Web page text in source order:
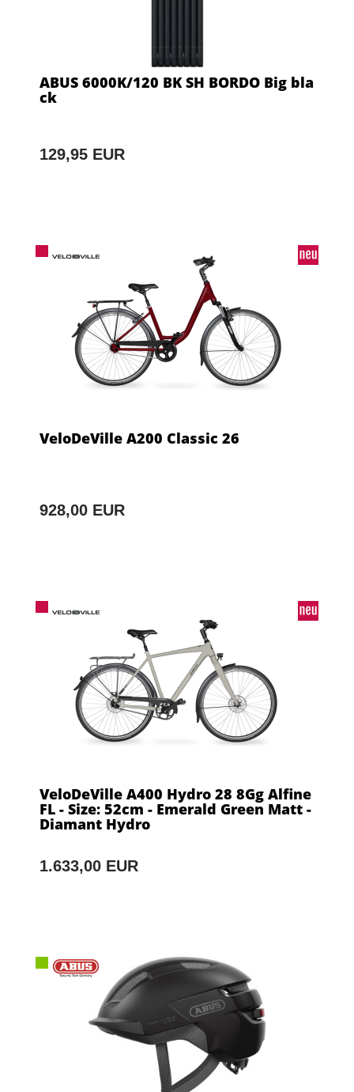
ABUS 6000K/120 BK SH BORDO Big bla
ck
129,95 EUR
VeloDeVille A200 Classic 26
928,00 EUR
VeloDeVille A400 Hydro 28 8Gg Alfine
FL - Size: 52cm - Emerald Green Matt -
Diamant Hydro
1.633,00 EUR